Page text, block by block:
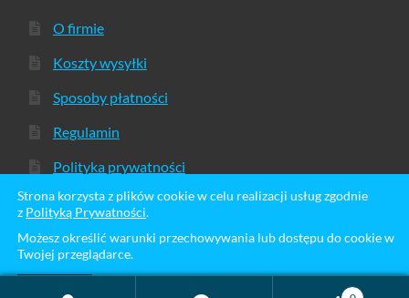
O firmie
Koszty wysyłki
Sposoby płatności
Regulamin
Polityka prywatności
© Sklep Kingrunner 2026
Stworzone z WooCommerce
Strona korzysta z plików cookie w celu realizacji usług zgodnie
z Polityką Prywatności.
Możesz określić warunki przechowywania lub dostępu do cookie w
Twojej przeglądarce.